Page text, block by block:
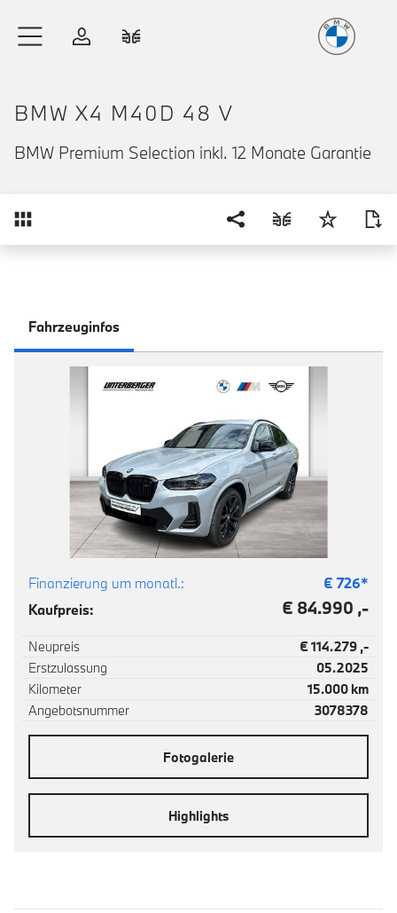
Anmelden
BMW X4 M40D 48 V
BMW Premium Selection inkl. 12 Monate Garantie
Fahrzeuginfos
Finanzierung um monatl.: € 726*
Kaufpreis:
€ 84.990 ,-
Neupreis
€ 114.279 ,-
Erstzulassung
05.2025
Kilometer
15.000 km
Angebotsnummer
3078378
Fotogalerie
Highlights